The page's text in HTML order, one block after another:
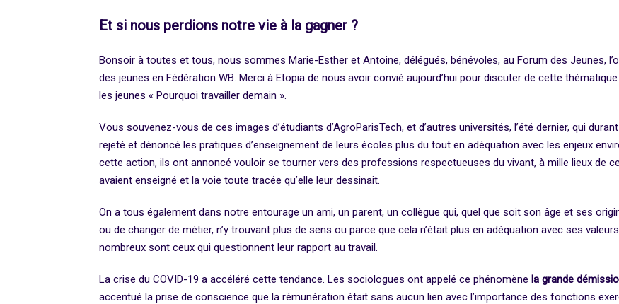
Et si nous perdions notre vie à la gagner ?
Bonsoir à toutes et tous, nous sommes Marie-Esther et Antoine, délégués, bénévoles, au Forum des Jeunes,
des jeunes en Fédération WB. Merci à Etopia de nous avoir convié aujourd’hui pour discuter de cette
les jeunes « Pourquoi travailler demain ».
Vous souvenez-vous de ces images d’étudiants d’AgroParisTech, et d’autres universités, l’été dernier, qui
rejeté et dénoncé les pratiques d’enseignement de leurs écoles plus du tout en adéquation avec les enjeux
cette action, ils ont annoncé vouloir se tourner vers des professions respectueuses du vivant, à mille lieux de
avaient enseigné et la voie toute tracée qu’elle leur dessinait.
On a tous également dans notre entourage un ami, un parent, un collègue qui, quel que soit son âge et ses
ou de changer de métier, n’y trouvant plus de sens ou parce que cela n’était plus en adéquation avec ses
nombreux sont ceux qui questionnent leur rapport au travail.
La crise du COVID-19 a accéléré cette tendance. Les sociologues ont appelé ce phénomène la grande
accentué la prise de conscience que la rémunération était sans aucun lien avec l’importance des fonctions